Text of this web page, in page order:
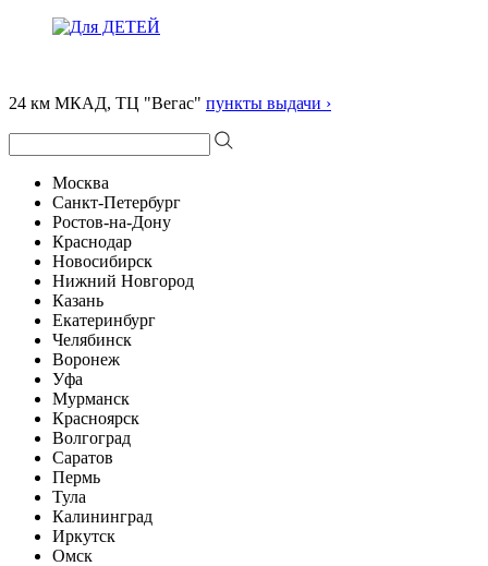
24 км МКАД, ТЦ "Вегас" пункты выдачи ›
Москва
Санкт-Петербург
Ростов-на-Дону
Краснодар
Новосибирск
Нижний Новгород
Казань
Екатеринбург
Челябинск
Воронеж
Уфа
Мурманск
Красноярск
Волгоград
Саратов
Пермь
Тула
Калининград
Иркутск
Омск